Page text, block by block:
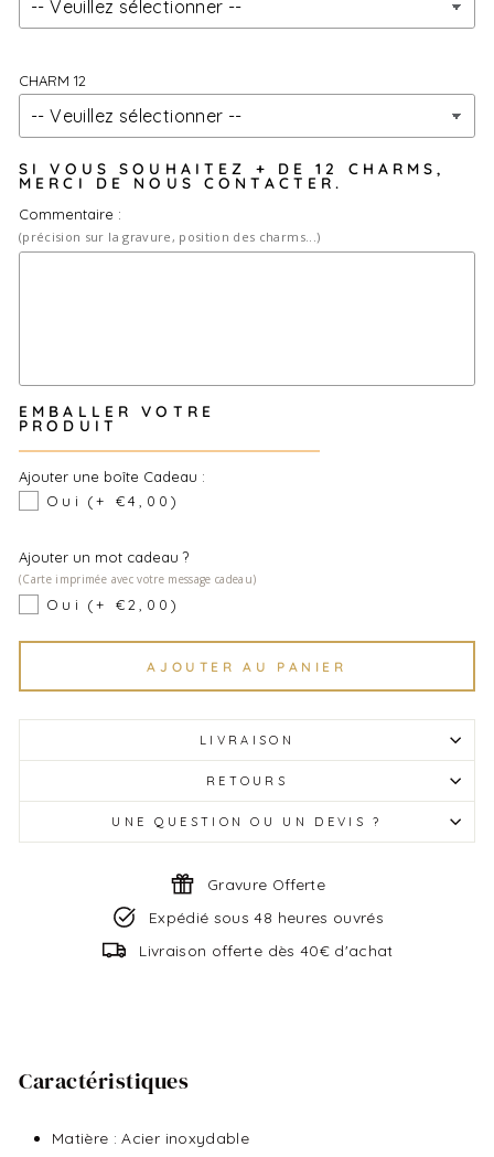
CHARM 12
SI VOUS SOUHAITEZ + DE 12 CHARMS,
MERCI DE NOUS CONTACTER.
Commentaire :
(précision sur la gravure, position des charms...)
EMBALLER VOTRE
PRODUIT
Ajouter une boîte Cadeau :
Oui
(+ €4,00)
Ajouter un mot cadeau ?
(Carte imprimée avec votre message cadeau)
Oui (+ €2,00)
AJOUTER AU PANIER
LIVRAISON
RETOURS
UNE QUESTION OU UN DEVIS ?
Gravure Offerte
Expédié sous 48 heures ouvrés
Livraison offerte dès 40€ d'achat
Caractéristiques
Matière : Acier inoxydable